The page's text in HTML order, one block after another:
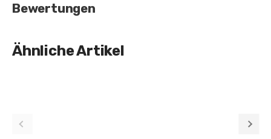
Bewertungen
Ähnliche Artikel